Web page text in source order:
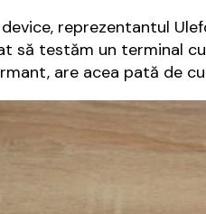
reprezentantul
să testăm un terminal
are acea pată de